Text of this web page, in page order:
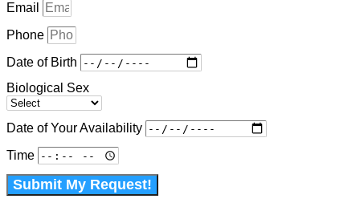
Email
Phone
Date of Birth
Biological Sex
Date of Your Availability
Time
Submit My Request!